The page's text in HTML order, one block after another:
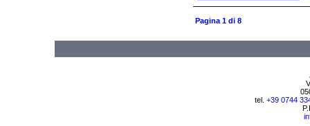
Pagina 1 di 8
tel. +39 0744